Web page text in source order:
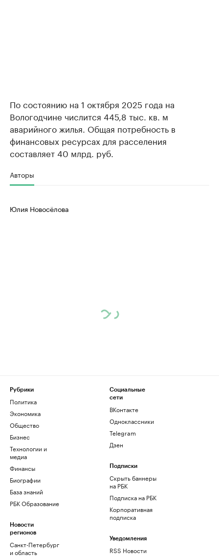
По состоянию на 1 октября 2025 года на
Вологодчине числится 445,8 тыс. кв. м
аварийного жилья. Общая потребность в
финансовых ресурсах для расселения
составляет 40 млрд. руб.
Авторы
Юлия Новосёлова
Рубрики
Политика
Экономика
Общество
Бизнес
Технологии и
медиа
Финансы
Биографии
База знаний
РБК Образование
Новости
регионов
Санкт-Петербург
и область
Социальные
сети
ВКонтакте
Одноклассники
Telegram
Дзен
Подписки
Скрыть баннеры
на РБК
Подписка на РБК
Корпоративная
подписка
Уведомления
RSS Новости